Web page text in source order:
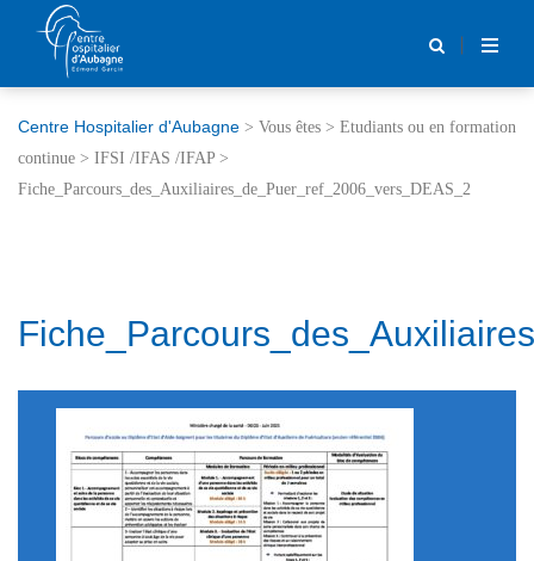
Centre Hospitalier d'Aubagne > Vous êtes > Etudiants ou en formation
continue > IFSI /IFAS /IFAP >
Fiche_Parcours_des_Auxiliaires_de_Puer_ref_2006_vers_DEAS_2